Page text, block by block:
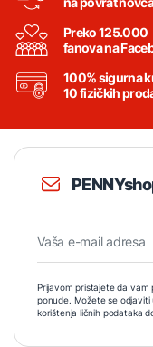
Preko 125.000
fanova na
100% sigurna
10 fizičkih
Prijavom pristajete da vam
ponude. Možete se
korištenja ličnih podataka